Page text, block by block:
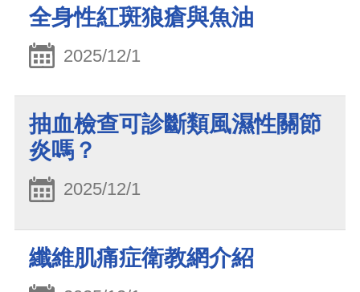
全身性紅斑狼瘡與魚油
2025/12/1
抽血檢查可診斷類風濕性關節
炎嗎？
2025/12/1
纖維肌痛症衛教網介紹